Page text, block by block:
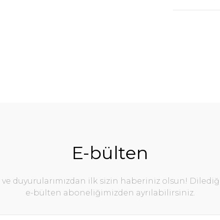
E-bülten
ve duyurularımızdan ilk sizin haberiniz olsun!
e-bülten aboneliğimizden ayrılabilirsiniz.